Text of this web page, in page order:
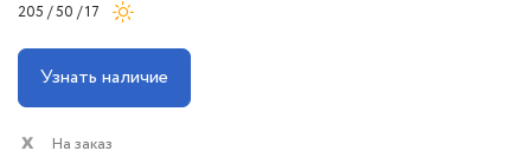
205 / 50 / 17
Узнать наличие
На заказ